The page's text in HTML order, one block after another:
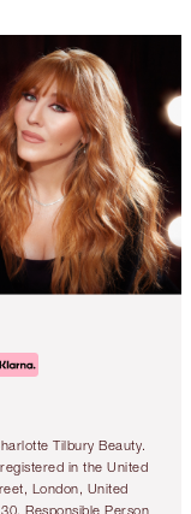
Tilbury Beauty.
in the United
London, United
Responsible Person